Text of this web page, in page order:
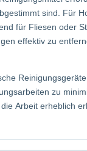
sind. Für
für Fliesen oder
effektiv zu
zu
Arbeit erheblich